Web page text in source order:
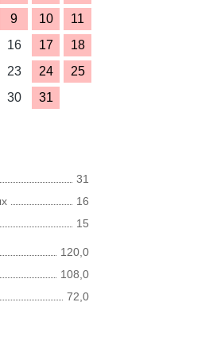
9 10
11
16 17
18
23 24
25
30 31
31
16
15
120,0
108,0
72,0